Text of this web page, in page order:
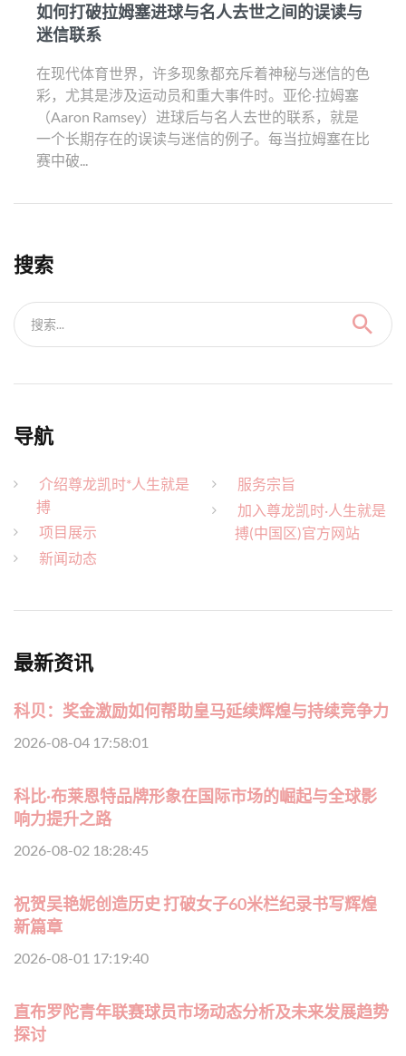
如何打破拉姆塞进球与名人去世之间的误读与
迷信联系
在现代体育世界，许多现象都充斥着神秘与迷信的色
彩，尤其是涉及运动员和重大事件时。亚伦·拉姆塞
（Aaron Ramsey）进球后与名人去世的联系，就是
一个长期存在的误读与迷信的例子。每当拉姆塞在比
赛中破...
搜索
搜索...
导航
介绍尊龙凯时*人生就是
搏
项目展示
新闻动态
服务宗旨
加入尊龙凯时·人生就是
搏(中国区)官方网站
最新资讯
科贝：奖金激励如何帮助皇马延续辉煌与持续竞争力
2026-08-04 17:58:01
科比·布莱恩特品牌形象在国际市场的崛起与全球影
响力提升之路
2026-08-02 18:28:45
祝贺吴艳妮创造历史 打破女子60米栏纪录书写辉煌
新篇章
2026-08-01 17:19:40
直布罗陀青年联赛球员市场动态分析及未来发展趋势
探讨